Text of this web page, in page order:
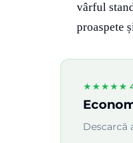
vârful
proaspete
★★★★★
Descarcă